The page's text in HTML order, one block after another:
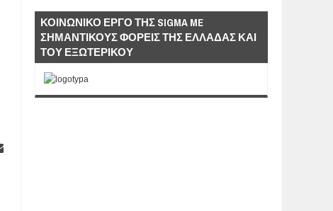
ΚΟΙΝΩΝΙΚΟ ΕΡΓΟ ΤΗΣ SIGMA ME
ΣΗΜΑΝΤΙΚΟΥΣ ΦΟΡΕΙΣ ΤΗΣ ΕΛΛΑΔΑΣ ΚΑΙ
ΤΟΥ ΕΞΩΤΕΡΙΚΟΥ